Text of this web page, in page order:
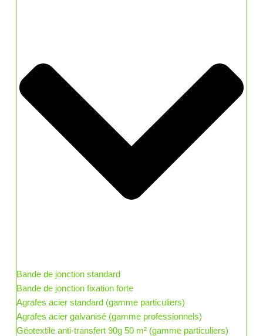
Bande de jonction standard
Bande de jonction fixation forte
Agrafes acier standard (gamme particuliers)
Agrafes acier galvanisé (gamme professionnels)
Géotextile anti-transfert 90g 50 m² (gamme particuliers)